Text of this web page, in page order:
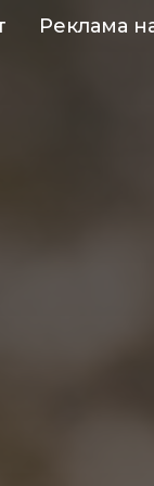
Реклама